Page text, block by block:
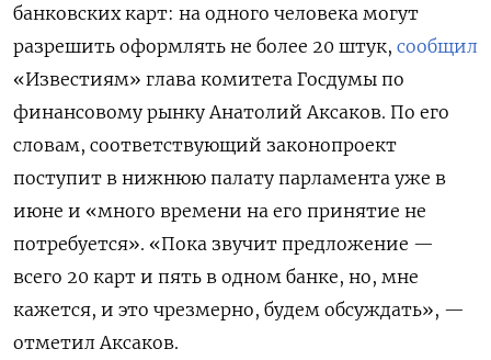
банковских карт: на одного человека могут
разрешить оформлять не более 20 штук, сообщил
«Известиям» глава комитета Госдумы по
финансовому рынку Анатолий Аксаков. По его
словам, соответствующий законопроект
поступит в нижнюю палату парламента уже в
июне и «много времени на его принятие не
потребуется». «Пока звучит предложение —
всего 20 карт и пять в одном банке, но, мне
кажется, и это чрезмерно, будем обсуждать», —
отметил Аксаков.